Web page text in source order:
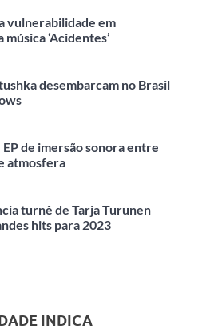
vulnerabilidade em
‘Acidentes’
desembarcam no Brasil
EP de imersão sonora entre
atmosfera
turnê de Tarja Turunen
hits para 2023
INDICA